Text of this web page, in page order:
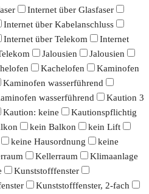
Internet über Glasfaser
Internet über Kabelanschluss
Internet über Telekom
Internet
Jalousien
Jalousien
Kachelofen
Kaminofen
Kaminofen wasserführend
wasserführend
Kaution 3
Kaution: keine
Kautionspflichtig
kein Balkon
kein Lift
keine Hausordnung
keine
Kellerraum
Klimaanlage
Kunststofffenster
Kunststofffenster, 2-fach